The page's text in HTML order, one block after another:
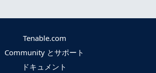
Tenable.com
Community とサポート
ドキュメント